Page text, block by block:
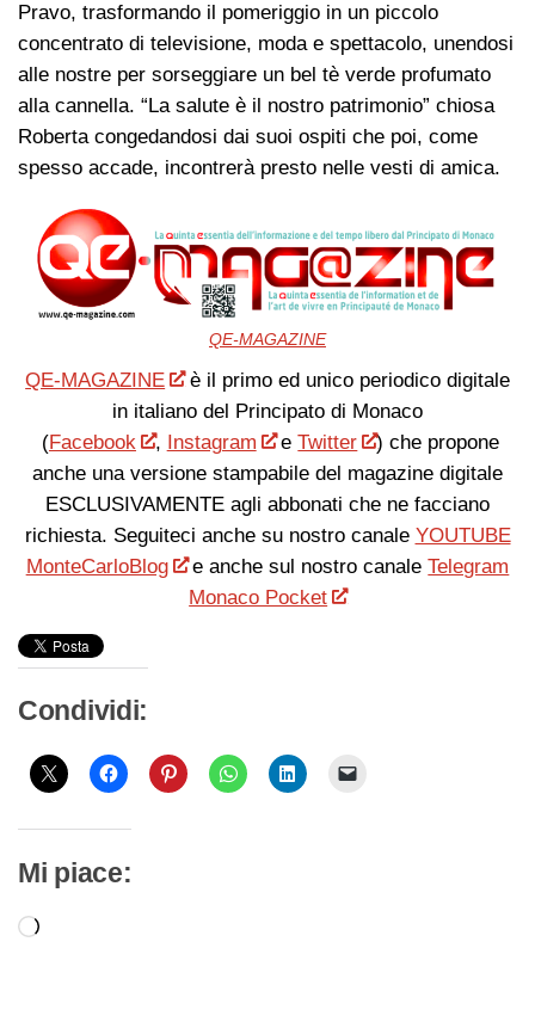
Pravo, trasformando il pomeriggio in un piccolo
concentrato di televisione, moda e spettacolo, unendosi
alle nostre per sorseggiare un bel tè verde profumato
alla cannella. “La salute è il nostro patrimonio” chiosa
Roberta congedandosi dai suoi ospiti che poi, come
spesso accade, incontrerà presto nelle vesti di amica.
QE-MAGAZINE
QE-MAGAZINE
è il primo ed unico periodico digitale
in italiano del Principato di Monaco
(Facebook , Instagram eTwitter
) che propone
anche una versione stampabile del magazine digitale
ESCLUSIVAMENTE agli abbonati che ne facciano
richiesta. Seguiteci anche su nostro canale YOUTUBE
MonteCarloBlog
e anche sul nostro canaleTelegram
Monaco Pocket
Condividi:
Mi piace:
Caricamento